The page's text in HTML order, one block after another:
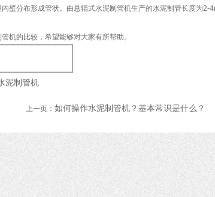
壁分布形成管状。由悬辊式水泥制管机生产的水泥制管长度为
的比较，希望能够对大家有所帮助。
泥制管机
上一页： 如何操作水泥制管机？基本常识是什么？